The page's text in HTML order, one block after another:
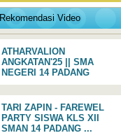
Rekomendasi Video
ATHARVALION
ANGKATAN'25 || SMA
NEGERI 14 PADANG
TARI ZAPIN - FAREWEL
PARTY SISWA KLS XII
SMAN 14 PADANG ...